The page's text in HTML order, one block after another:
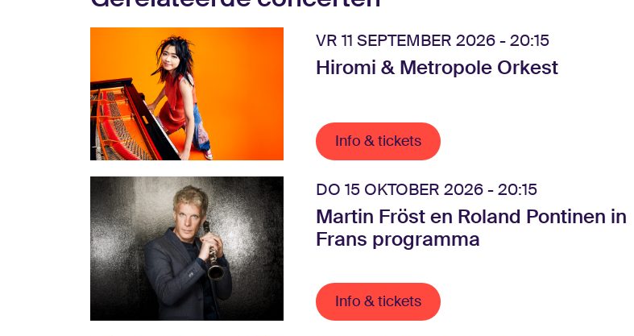
VR 11 SEPTEMBER 2026 - 20:15
Hiromi & Metropole Orkest
Info & tickets
DO 15 OKTOBER 2026 - 20:15
Martin Fröst en Roland Pontinen in
Frans programma
Info & tickets